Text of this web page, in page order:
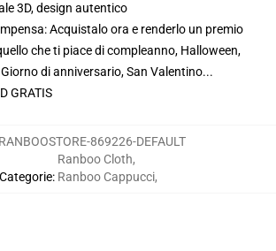
3D, design autentico
Acquistalo ora e renderlo un premio
che ti piace di compleanno, Halloween,
di anniversario, San Valentino...
GRATIS
RANBOOSTORE-869226-DEFAULT
Categorie:
Ranboo Cloth,
Ranboo Cappucci,